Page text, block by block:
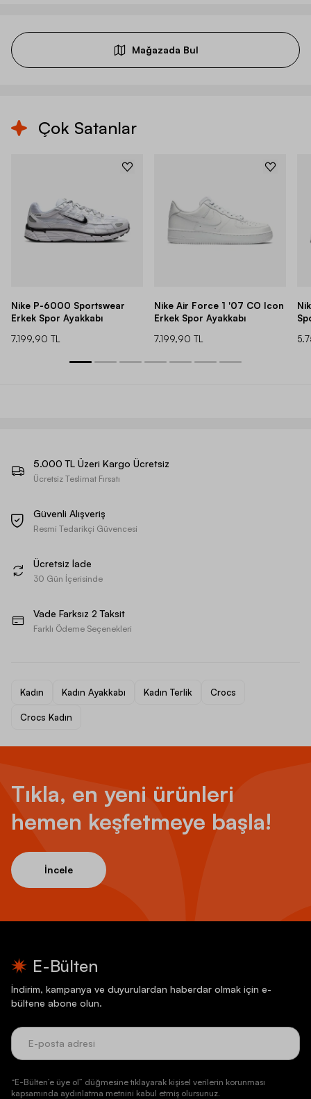
Mağazada Bul
Çok Satanlar
Nike P-6000 Sportswear
Erkek Spor Ayakkabı
7.199,90 TL
Nike Air Force 1 '07 CO Icon
Erkek Spor Ayakkabı
7.199,90 TL
5.000 TL Üzeri Kargo Ücretsiz
Ücretsiz Teslimat Fırsatı
Güvenli Alışveriş
Resmi Tedarikçi Güvencesi
Ücretsiz İade
30 Gün İçerisinde
Vade Farksız 2 Taksit
Farklı Ödeme Seçenekleri
Kadın Kadın Ayakkabı Kadın Terlik Crocs
Crocs Kadın
Tıkla, en yeni ürünleri
hemen keşfetmeye başla!
İncele
E-Bülten
İndirim, kampanya ve duyurulardan haberdar olmak için e-
bültene abone olun.
“E-Bülten’e üye ol” düğmesine tıklayarak kişisel verilerin korunması
kapsamında aydınlatma metnini kabul etmiş olursunuz.